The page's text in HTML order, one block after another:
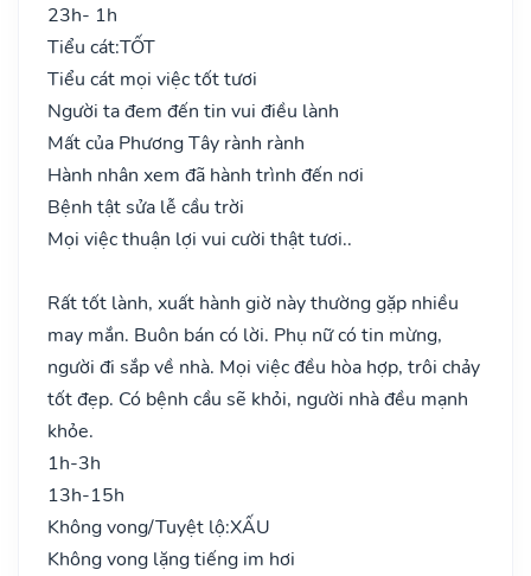
23h- 1h
Tiểu cát:TỐT
Tiểu cát mọi việc tốt tươi
Người ta đem đến tin vui điều lành
Mất của Phương Tây rành rành
Hành nhân xem đã hành trình đến nơi
Bệnh tật sửa lễ cầu trời
Mọi việc thuận lợi vui cười thật tươi..
Rất tốt lành, xuất hành giờ này thường gặp nhiều
may mắn. Buôn bán có lời. Phụ nữ có tin mừng,
người đi sắp về nhà. Mọi việc đều hòa hợp, trôi chảy
tốt đẹp. Có bệnh cầu sẽ khỏi, người nhà đều mạnh
khỏe.
1h-3h
13h-15h
Không vong/Tuyệt lộ:XẤU
Không vong lặng tiếng im hơi